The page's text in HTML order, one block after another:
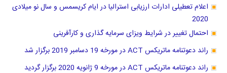
اعلام تعطیلی ادارات ارزیابی استرالیا در ایام کریسمس و سال نو میلادی
2020
احتمال تغییر در شرایط ویزای سرمایه گذاری و کارآفرینی
راند دعوتنامه ماتریکس ACT در مورخه 19 دسامبر 2019 برگزار شد
راند دعوتنامه ماتریکس ACT در مورخه 9 ژانویه 2020 برگزار گردید